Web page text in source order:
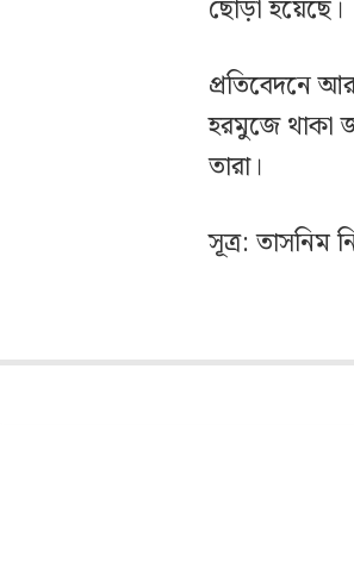
ছোড়া হয়েছে।
প্রতিবেদনে
হরমুজে থাকা
তারা।
সূত্র: তাসনিম